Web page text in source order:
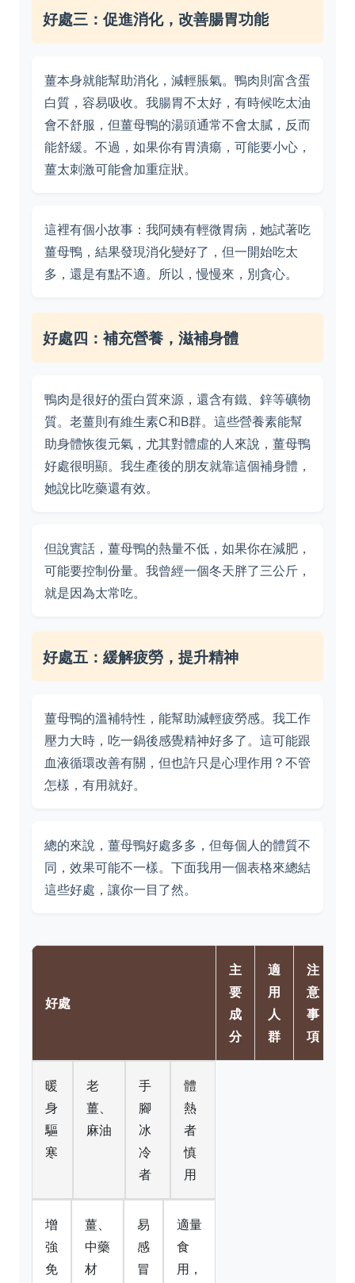
好處三：促進消化，改善腸胃功能
薑本身就能幫助消化，減輕脹氣。鴨肉則富含蛋
白質，容易吸收。我腸胃不太好，有時候吃太油
會不舒服，但薑母鴨的湯頭通常不會太膩，反而
能舒緩。不過，如果你有胃潰瘍，可能要小心，
薑太刺激可能會加重症狀。
這裡有個小故事：我阿姨有輕微胃病，她試著吃
薑母鴨，結果發現消化變好了，但一開始吃太
多，還是有點不適。所以，慢慢來，別貪心。
好處四：補充營養，滋補身體
鴨肉是很好的蛋白質來源，還含有鐵、鋅等礦物
質。老薑則有維生素C和B群。這些營養素能幫
助身體恢復元氣，尤其對體虛的人來說，薑母鴨
好處很明顯。我生產後的朋友就靠這個補身體，
她說比吃藥還有效。
但說實話，薑母鴨的熱量不低，如果你在減肥，
可能要控制份量。我曾經一個冬天胖了三公斤，
就是因為太常吃。
好處五：緩解疲勞，提升精神
薑母鴨的溫補特性，能幫助減輕疲勞感。我工作
壓力大時，吃一鍋後感覺精神好多了。這可能跟
血液循環改善有關，但也許只是心理作用？不管
怎樣，有用就好。
總的來說，薑母鴨好處多多，但每個人的體質不
同，效果可能不一樣。下面我用一個表格來總結
這些好處，讓你一目了然。
好處
主
要
成
分
適
用
人
群
注
意
事
項
暖
身
驅
寒
老
薑、
麻油
手
腳
冰
冷
者
體
熱
者
慎
用
增
強
免
薑、
中藥
材
易
感
冒
適量
食
用，